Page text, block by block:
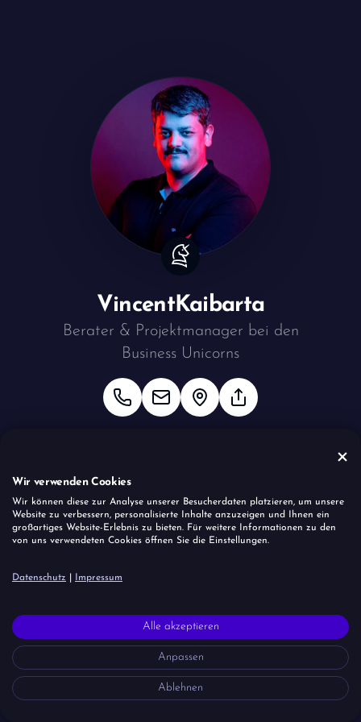
VincentKaibarta
Berater & Projektmanager bei den
Business Unicorns
Kontakt speichern
Datenschutz
Wir verwenden Cookies
Wir können diese zur Analyse unserer Besucherdaten platzieren, um unsere
Website zu verbessern, personalisierte Inhalte anzuzeigen und Ihnen ein
großartiges Website-Erlebnis zu bieten. Für weitere Informationen zu den
von uns verwendeten Cookies öffnen Sie die Einstellungen.
Datenschutz Impressum
Alle akzeptieren
Anpassen
Ablehnen